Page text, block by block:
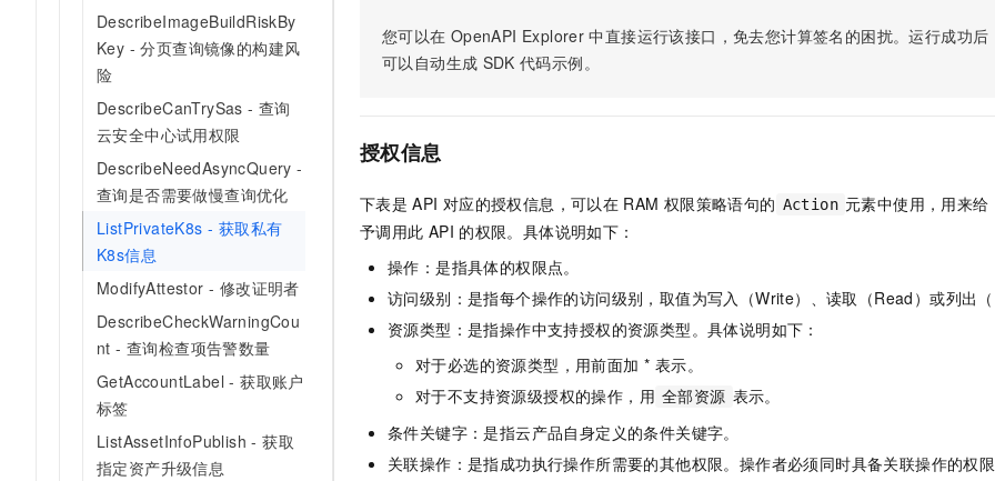
DescribeImageBuildRiskBy
Key - 分页查询镜像的构建风
险
DescribeCanTrySas - 查询
云安全中心试用权限
DescribeNeedAsyncQuery -
查询是否需要做慢查询优化
ListPrivateK8s - 获取私有
K8s信息
ModifyAttestor - 修改证明者
DescribeCheckWarningCou
nt - 查询检查项告警数量
GetAccountLabel - 获取账户
标签
ListAssetInfoPublish - 获取
指定资产升级信息
您可以在 OpenAPI Explorer 中直接运行该接口，免去您计算签名的困扰。运行成功
可以自动生成 SDK 代码示例。
授权信息
下表是 API 对应的授权信息，可以在 RAM 权限策略语句的 Action 元素中使用，用来给
予调用此 API 的权限。具体说明如下：
操作：是指具体的权限点。
访问级别：是指每个操作的访问级别，取值为写入（Write）、读取（Read）或列出
资源类型：是指操作中支持授权的资源类型。具体说明如下：
对于必选的资源类型，用前面加 * 表示。
对于不支持资源级授权的操作，用 全部资源 表示。
条件关键字：是指云产品自身定义的条件关键字。
关联操作：是指成功执行操作所需要的其他权限。操作者必须同时具备关联操作的权
Qwen3-VL-Plus
大模型服务
千问AI平台-Token Plan NEW
个人版上线、团队版降价；千问3.8-Max首发发尝鲜
千问AI平台-模型体验
在线体验全尺寸、多种模态的模型效果
Happy 系列大模型
新一代 AI 视频生成模型，深度适配广告营销等场景
大模型服务平台百炼-应用模版
丰富多元化的应用模版和解决方案
大模型服务平台百炼-智能体
灵活可视化地构建企业级 Agent
人工智能平台 PAI
Qoder HOT
大模型解决方案
网络与CDN
中间件
数据库
大数据计算
媒体服务
企业服务与云通信
域名与网站
终端用户计算
Serverless
面向分析的企业级SaaS模式云数据仓库 提供一站式管理容器应用的 K8s 服务 云原生的云上
可观测
上云与迁云
企业出海
政企业务
最高领取价值200元试用点，立即开启云上创新
140+云产品 免费试用
大模型ACA认证体验
送.CN域名，送备案服务码 AI助力短剧漫
电子合同
AI空中课堂在线直播课堂（旗舰版）
生态解决方案
行业生态解决方案
开发者生态解决方案
AI 开发和 AI 应用解决方案
快递物流查询
OA 办公系统
400电话
广告营销
WordPress
建站小程序
定制建站
建站系统
成为服务
AI 算法大赛
入门学习赛
高校合作